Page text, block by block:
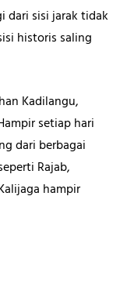
dari sisi jarak tidak
historis saling
Kadilangu,
setiap hari
dari berbagai
Rajab,
hampir